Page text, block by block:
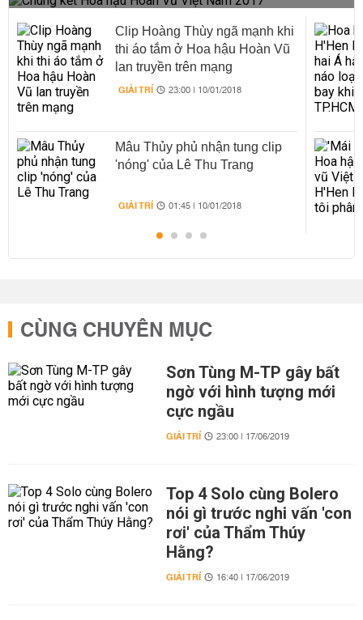
Clip Hoàng Thùy ngã mạnh khi
thi áo tắm ở Hoa hậu Hoàn Vũ
lan truyền trên mạng
GIẢI TRÍ 23:00 | 10/01/2018
Mâu Thủy phủ nhận tung clip
'nóng' của Lê Thu Trang
GIẢI TRÍ 01:45 | 10/01/2018
CÙNG CHUYÊN MỤC
Sơn Tùng M-TP gây bất
ngờ với hình tượng mới
cực ngầu
GIẢI TRÍ 23:00 | 17/06/2019
Top 4 Solo cùng Bolero
nói gì trước nghi vấn 'con
rơi' của Thẩm Thúy
Hằng?
GIẢI TRÍ 16:40 | 17/06/2019